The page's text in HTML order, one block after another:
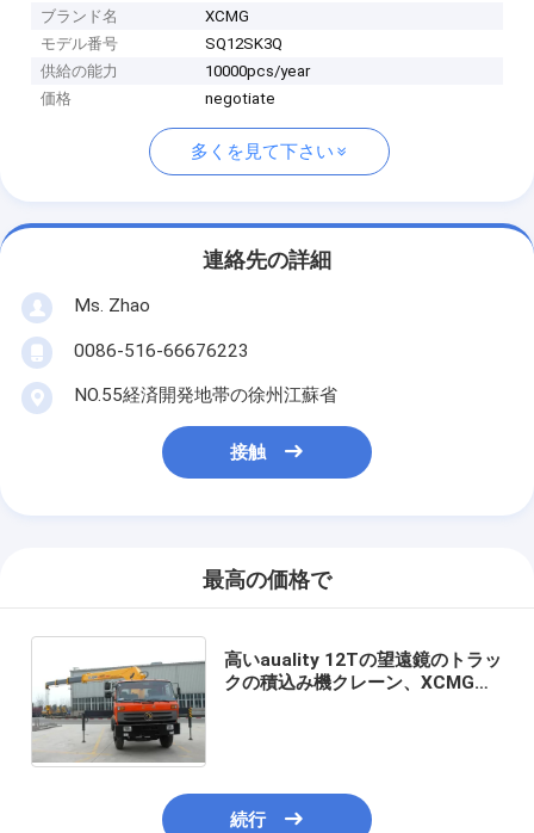
ブランド名
XCMG
モデル番号
SQ12SK3Q
供給の能力
10000pcs/year
価格
negotiate
多くを見て下さい
連絡先の詳細
Ms. Zhao
0086-516-66676223
NO.55経済開発地帯の徐州江蘇省
接触
最高の価格で
高いauality 12Tの望遠鏡のトラッ
クの積込み機クレーン、XCMGの
続行